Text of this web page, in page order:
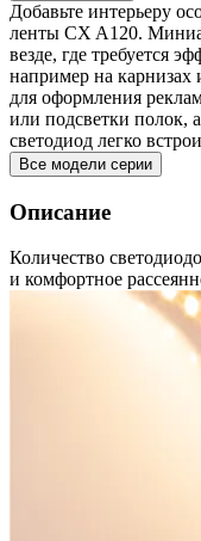
Добавьте интерьеру
ленты CX A120.
везде, где требуется
например на карнизах
для оформления
или подсветки полок,
светодиод легко
Все модели серии
Описание
Количество
и комфортное